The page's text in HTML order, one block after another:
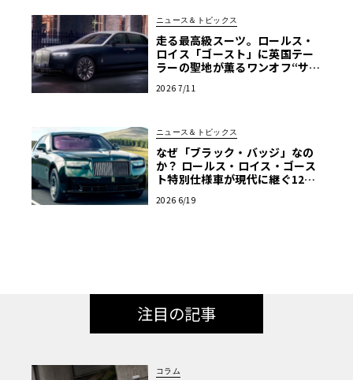
ニュース＆トピックス
走る最高級スーツ。ロールス・
ロイス「ゴースト」に英国テー
ラーの聖地が薫るワンオフ“サヴ
2026 7/11
ニュース＆トピックス
なぜ「ブラック・バッジ」なの
か？ ロールス・ロイス・ゴース
ト特別仕様車が現代に継ぐ120
2026 6/19
注目の記事
コラム